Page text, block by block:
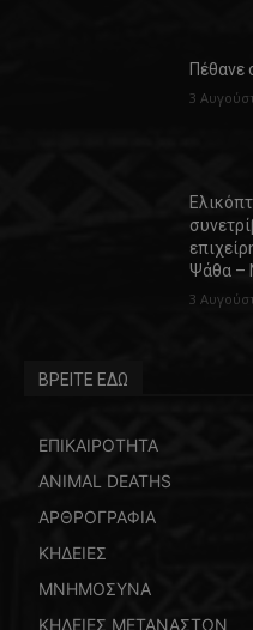
Πέθανε
3
Ψάθα –
3
ΒΡΕΙΤΕ ΕΔΩ
ΕΠΙΚΑΙΡΟΤΗΤΑ
ANIMAL DEATHS
ΑΡΘΡΟΓΡΑΦΙΑ
ΚΗΔΕΙΕΣ
ΜΝΗΜΟΣΥΝΑ
ΚΗΔΕΙΕΣ ΜΕΤΑΝΑΣΤΩΝ